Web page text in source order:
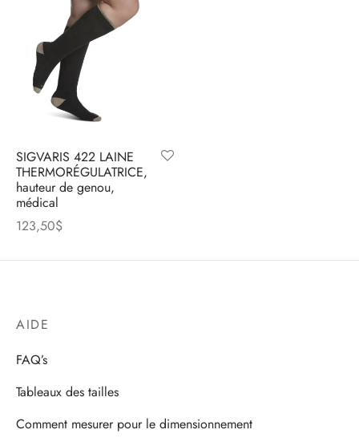
SIGVARIS 422 LAINE
THERMORÉGULATRICE,
hauteur de genou,
médical
123,50$
AIDE
FAQ’s
Tableaux des tailles
Comment mesurer pour le dimensionnement